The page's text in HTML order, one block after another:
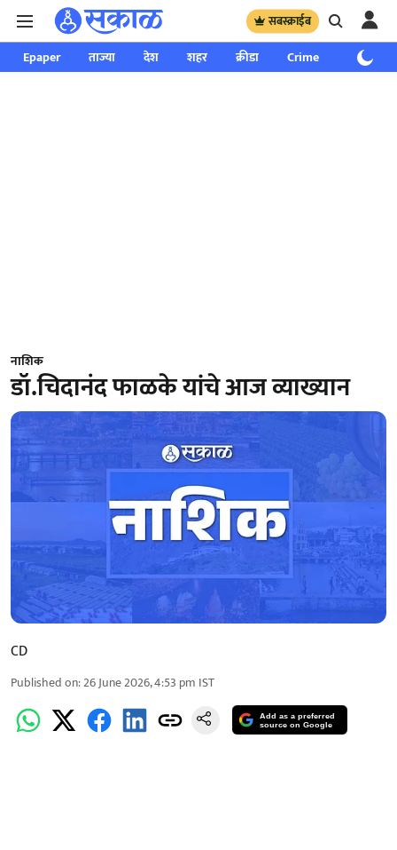
सबस्क्राईब
Epaper ताज्या देश शहर क्रीडा Crime साप्ताहिक
नाशिक
डॉ.चिदानंद फाळके यांचे आज व्याख्यान
CD
Published on:26 June 2026, 4:53 pm IST
Add as a preferred
source on Google